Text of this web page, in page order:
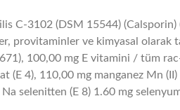
C-3102 (DSM 15544) (Calsporin)
provitaminler ve kimyasal olarak
100,00 mg E vitamini / tüm
(E 4), 110,00 mg manganez Mn
Na selenitten (E 8) 1.60 mg